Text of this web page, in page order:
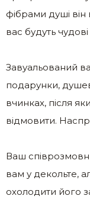
фібрами душі
вас будуть чудові
Завуальований
подарунки,
вчинках, після
відмовити.
Ваш
вам у декольте,
охолодити його